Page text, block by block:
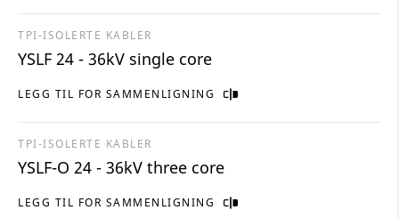
LEGG TIL FOR SAMMENLIGNING
TPI-ISOLERTE KABLER
YSLF 24 - 36kV single core
LEGG TIL FOR SAMMENLIGNING
TPI-ISOLERTE KABLER
YSLF-O 24 - 36kV three core